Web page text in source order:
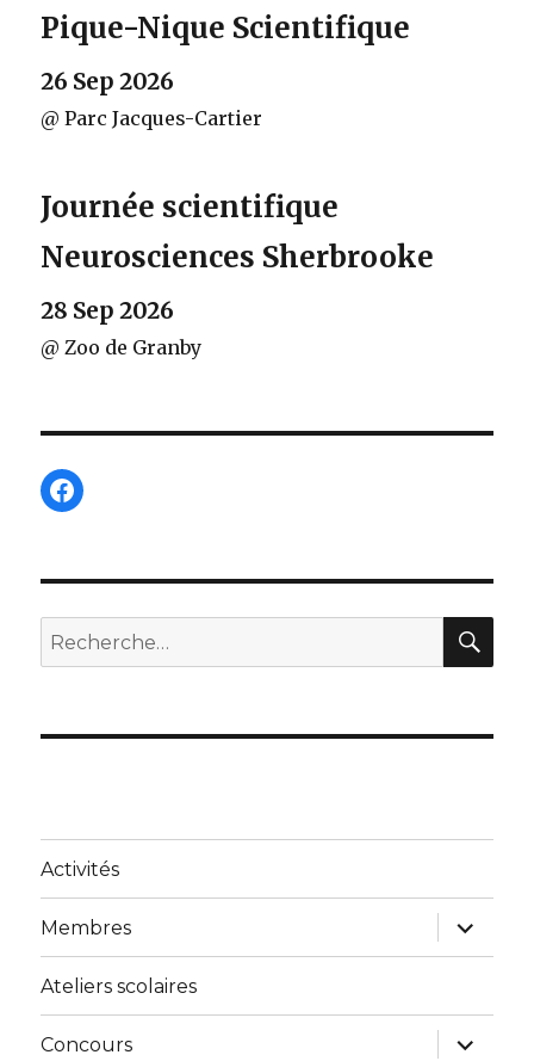
Pique-Nique Scientifique
26 Sep 2026
@ Parc Jacques-Cartier
Journée scientifique
Neurosciences Sherbrooke
28 Sep 2026
@ Zoo de Granby
Facebook
Recherche
pour :
Activités
Membres
ouvrir
le
sous-
Ateliers scolaires
Concours
ouvrir